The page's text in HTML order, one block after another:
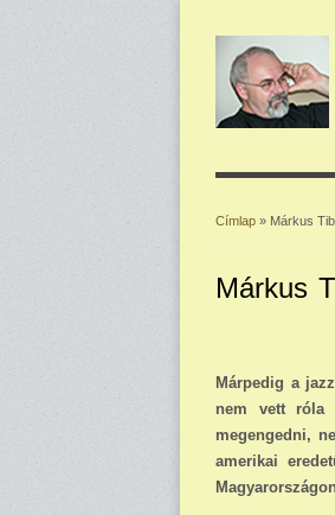
Címlap » Márkus
Márkus
Márpedig a
nem vett róla
megengedni,
amerikai